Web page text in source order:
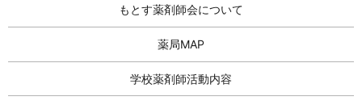
もとす薬剤師会について
薬局MAP
学校薬剤師活動内容